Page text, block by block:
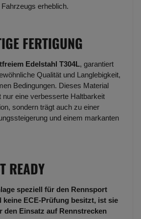
erheblich.
FERTIGUNG
Edelstahl T304L, garantiert
Qualität und Langlebigkeit,
Bedingungen. Dieses Material
nur eine verbesserte Haltbarkeit
sondern trägt auch zu einer
und einem markanten
READY
speziell für den Rennsport
keine ECE-Prüfung besitzt, ist sie
den Einsatz auf Rennstrecken